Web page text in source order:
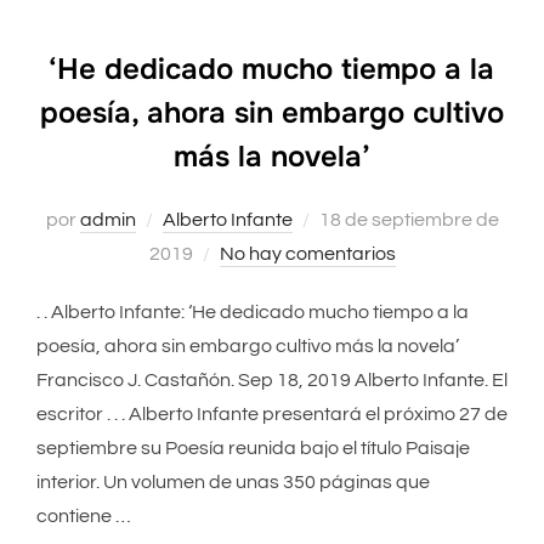
‘He dedicado mucho tiempo a la
poesía, ahora sin embargo cultivo
más la novela’
poradmin Alberto Infante
Publicado
el
18 de septiembre de
2019
No hay comentarios
. . Alberto Infante: ‘He dedicado mucho tiempo a la
poesía, ahora sin embargo cultivo más la novela’
Francisco J. Castañón. Sep 18, 2019 Alberto Infante. El
escritor . . . Alberto Infante presentará el próximo 27 de
septiembre su Poesía reunida bajo el título Paisaje
interior. Un volumen de unas 350 páginas que
contiene …